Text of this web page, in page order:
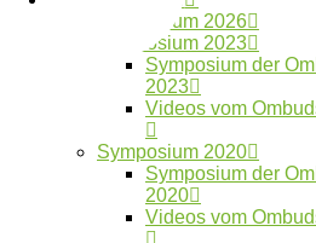
Symposium 2026
Symposium 2023
Symposium der
2023
Videos vom
Symposium 2020
Symposium der
2020
Videos vom
Vernetzung
Das Ombudsgremium und die
vernetzen sich national und